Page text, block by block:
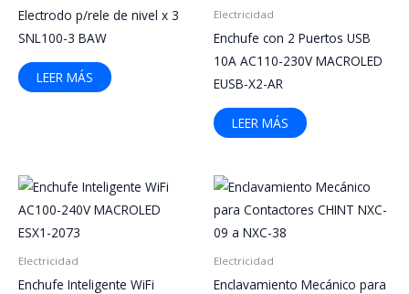
Electrodo p/rele de nivel x 3
SNL100-3 BAW
LEER MÁS
Electricidad
Enchufe con 2 Puertos USB
10A AC110-230V MACROLED
EUSB-X2-AR
LEER MÁS
Electricidad
Enchufe Inteligente WiFi
Electricidad
Enclavamiento Mecánico para